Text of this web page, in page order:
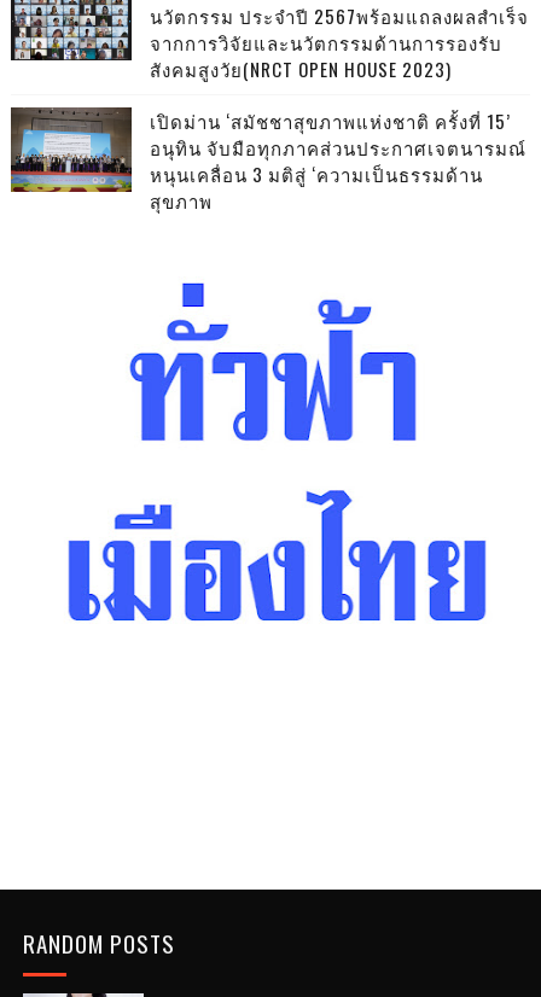
นวัตกรรม ประจำปี 2567พร้อมแถลงผลสำเร็จ
จากการวิจัยและนวัตกรรมด้านการรองรับ
สังคมสูงวัย(NRCT OPEN HOUSE 2023)
เปิดม่าน ‘สมัชชาสุขภาพแห่งชาติ ครั้งที่ 15’
อนุทิน จับมือทุกภาคส่วนประกาศเจตนารมณ์
หนุนเคลื่อน 3 มติสู่ ‘ความเป็นธรรมด้าน
สุขภาพ
RANDOM POSTS